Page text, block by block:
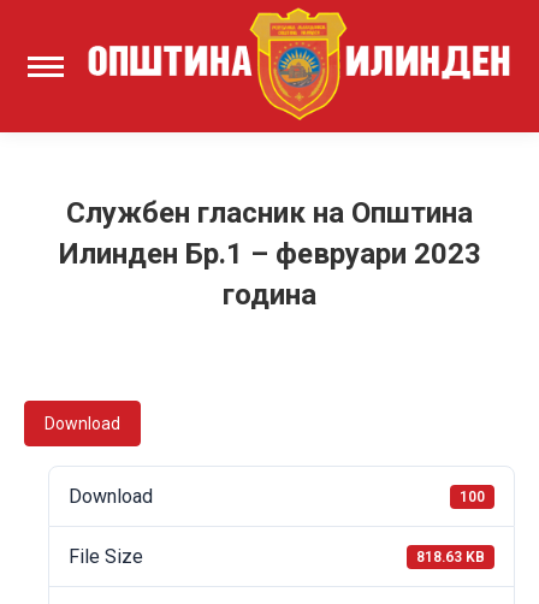
Службен гласник на Општина
Илинден Бр.1 – февруари 2023
година
Download
Download 100
File Size 818.63 KB